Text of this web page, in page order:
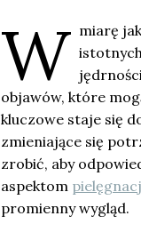
W miarę
objawów, które
kluczowe staje się
zmieniające się
zrobić, aby
aspektom
promienny wygląd.